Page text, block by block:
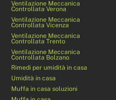
Ventilazione Meccanica
Controllata Verona
Ventilazione Meccanica
Controllata Vicenza
Ventilazione Meccanica
Controllata Trento
Ventilazione Meccanica
Controllata Bolzano
Rimedi per umidità in casa
Umidità in casa
Muffa in casa soluzioni